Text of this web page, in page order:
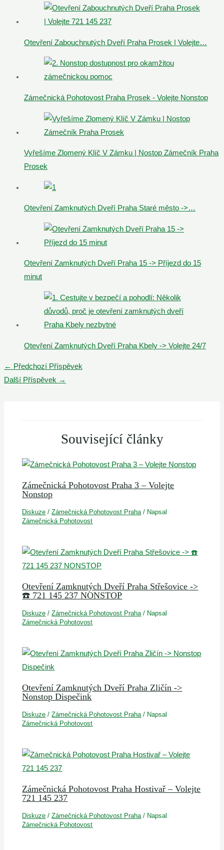
Otevření Zabouchnutých Dveří Praha Prosek | Volejte…
Zámečnická Pohotovost Praha Prosek - Volejte Nonstop
Vyřešíme Zlomený Klíč V Zámku | Nostop Zámečník Praha
Prosek
Otevření Zamknutých Dveří Praha Staré město ->…
Otevření Zamknutých Dveří Praha 15 -> Příjezd do 15
minut
Otevření Zamknutých Dveří Praha Kbely -> Volejte 24/7
Post
navigation
← Předchozí Příspěvek
Další Příspěvek →
Související články
Zámečnická Pohotovost Praha 3 – Volejte
Nonstop
Diskuze /Zámečnická Pohotovost Praha/ Napsal
Zámečnická Pohotovost
Otevření Zamknutých Dveří Praha Střešovice ->
☎️ 721 145 237 NONSTOP
Diskuze /Zámečnická Pohotovost Praha/ Napsal
Zámečnická Pohotovost
Otevření Zamknutých Dveří Praha Zličín ->
Nonstop Dispečink
Diskuze /Zámečnická Pohotovost Praha/ Napsal
Zámečnická Pohotovost
Zámečnická Pohotovost Praha Hostivař – Volejte
721 145 237
Diskuze /Zámečnická Pohotovost Praha/ Napsal
Zámečnická Pohotovost